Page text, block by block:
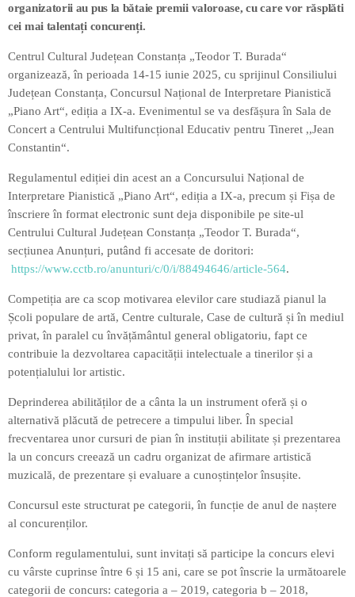
organizatorii au pus la bătaie premii valoroase, cu care vor răsplăti
cei mai talentați concurenți.
Centrul Cultural Județean Constanța „Teodor T. Burada“
organizează, în perioada 14-15 iunie 2025, cu sprijinul Consiliului
Județean Constanța, Concursul Național de Interpretare Pianistică
„Piano Art“, ediția a IX-a. Evenimentul se va desfășura în Sala de
Concert a Centrului Multifuncțional Educativ pentru Tineret ,,Jean
Constantin“.
Regulamentul ediției din acest an a Concursului Național de
Interpretare Pianistică „Piano Art“, ediția a IX-a, precum și Fișa de
înscriere în format electronic sunt deja disponibile pe site-ul
Centrului Cultural Județean Constanța „Teodor T. Burada“,
secțiunea Anunțuri, putând fi accesate de doritori:
https://www.cctb.ro/anunturi/c/0/i/88494646/article-564.
Competiția are ca scop motivarea elevilor care studiază pianul la
Școli populare de artă, Centre culturale, Case de cultură și în mediul
privat, în paralel cu învățământul general obligatoriu, fapt ce
contribuie la dezvoltarea capacității intelectuale a tinerilor și a
potențialului lor artistic.
Deprinderea abilităților de a cânta la un instrument oferă și o
alternativă plăcută de petrecere a timpului liber. În special
frecventarea unor cursuri de pian în instituții abilitate și prezentarea
la un concurs creează un cadru organizat de afirmare artistică
muzicală, de prezentare și evaluare a cunoștințelor însușite.
Concursul este structurat pe categorii, în funcție de anul de naștere
al concurenților.
Conform regulamentului, sunt invitați să participe la concurs elevi
cu vârste cuprinse între 6 și 15 ani, care se pot înscrie la următoarele
categorii de concurs: categoria a – 2019, categoria b – 2018,